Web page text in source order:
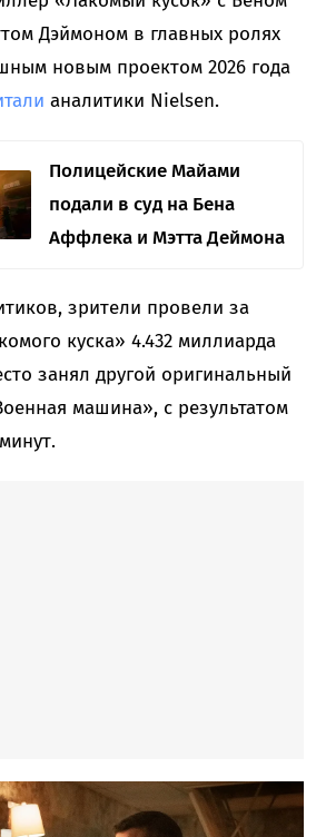
Дэймоном в главных ролях
новым проектом 2026 года
аналитики Nielsen.
Полицейские Майами
подали в суд на Бена
Аффлека и Мэтта Деймона
зрители провели за
куска» 4.432 миллиарда
занял другой оригинальный
машина», с результатом